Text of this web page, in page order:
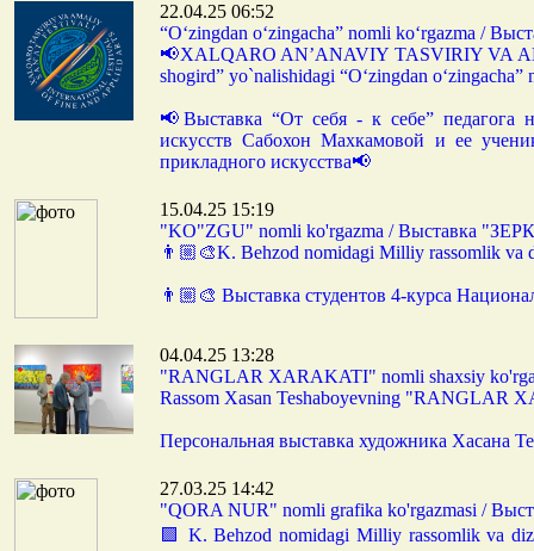
22.04.25 06:52
“O‘zingdan o‘zingacha” nomli ko‘rgazma /
📢XALQARO AN’ANAVIY TASVIRIY VA
shogird” yo`nalishidagi “O‘zingdan o‘zingacha”
📢Выставка “От себя - к себе” педагога
искусств Сабохон Махкамовой и ее
прикладного искусства📢
15.04.25 15:19
"KO"ZGU" nomli ko'rgazma / Выставка
👨🏼‍🎨K. Behzod nomidagi Milliy rassomlik
👨🏼‍🎨 Выставка студентов 4-курса
04.04.25 13:28
"RANGLAR XARAKATI" nomli shaxsiy
Rassom Xasan Teshaboyevning "RANGLAR
Персональная выставка художника
27.03.25 14:42
"QORA NUR" nomli grafika ko'rgazmasi /
🟪 K. Behzod nomidagi Milliy rassomlik va